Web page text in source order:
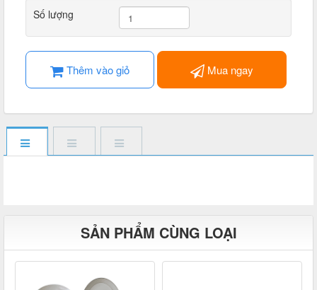
Số lượng
Thêm vào giỏ Mua ngay
SẢN PHẨM CÙNG LOẠI